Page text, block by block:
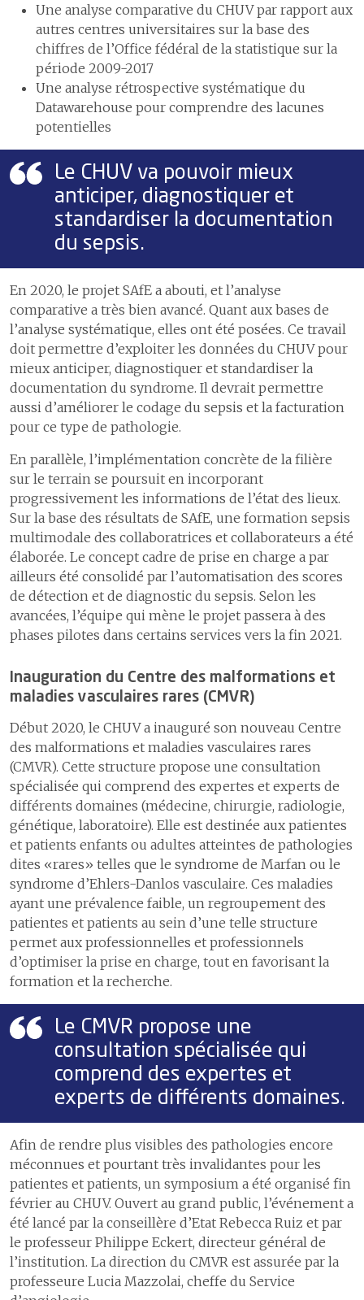
Une analyse comparative du CHUV par rapport aux
autres centres universitaires sur la base des
chiffres de l’Office fédéral de la statistique sur la
période 2009-2017
Une analyse rétrospective systématique du
Datawarehouse pour comprendre des lacunes
potentielles
Le CHUV va pouvoir mieux
anticiper, diagnostiquer et
standardiser la documentation
du sepsis.
En 2020, le projet SAfE a abouti, et l’analyse
comparative a très bien avancé. Quant aux bases de
l’analyse systématique, elles ont été posées. Ce travail
doit permettre d’exploiter les données du CHUV pour
mieux anticiper, diagnostiquer et standardiser la
documentation du syndrome. Il devrait permettre
aussi d’améliorer le codage du sepsis et la facturation
pour ce type de pathologie.
En parallèle, l’implémentation concrète de la filière
sur le terrain se poursuit en incorporant
progressivement les informations de l’état des lieux.
Sur la base des résultats de SAfE, une formation sepsis
multimodale des collaboratrices et collaborateurs a été
élaborée. Le concept cadre de prise en charge a par
ailleurs été consolidé par l’automatisation des scores
de détection et de diagnostic du sepsis. Selon les
avancées, l’équipe qui mène le projet passera à des
phases pilotes dans certains services vers la fin 2021.
Inauguration du Centre des malformations et
maladies vasculaires rares (CMVR)
Début 2020, le CHUV a inauguré son nouveau Centre
des malformations et maladies vasculaires rares
(CMVR). Cette structure propose une consultation
spécialisée qui comprend des expertes et experts de
différents domaines (médecine, chirurgie, radiologie,
génétique, laboratoire). Elle est destinée aux patientes
et patients enfants ou adultes atteint·e·s de pathologies
dites «rares» telles que le syndrome de Marfan ou le
syndrome d’Ehlers-Danlos vasculaire. Ces maladies
ayant une prévalence faible, un regroupement des
patientes et patients au sein d’une telle structure
permet aux professionnelles et professionnels
d’optimiser la prise en charge, tout en favorisant la
formation et la recherche.
Le CMVR propose une
consultation spécialisée qui
comprend des expertes et
experts de différents domaines.
Afin de rendre plus visibles des pathologies encore
méconnues et pourtant très invalidantes pour les
patientes et patients, un symposium a été organisé fin
février au CHUV. Ouvert au grand public, l’événement a
été lancé par la conseillère d’Etat Rebecca Ruiz et par
le professeur Philippe Eckert, directeur général de
l’institution. La direction du CMVR est assurée par la
professeure Lucia Mazzolai, cheffe du Service